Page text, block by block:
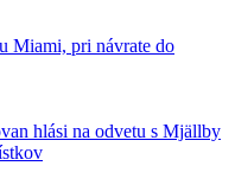
Miami, pri návrate do
hlási na odvetu s Mjällby